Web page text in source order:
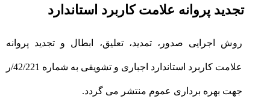
تجدید پروانه علامت کاربرد استاندارد
روش اجرایی صدور، تمدید، تعلیق، ابطال و تجدید پروانه
علامت کاربرد استاندارد اجباری و تشویقی به شماره 42/221/ر
جهت بهره برداری عموم منتشر می گردد.